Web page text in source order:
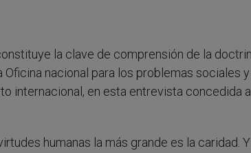
la clave de comprensión de la
nacional para los problemas sociales y
internacional, en esta entrevista concedida a
humanas la más grande es la caridad. Y